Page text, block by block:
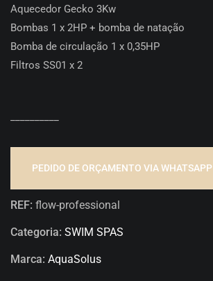
Aquecedor Gecko 3Kw
Bombas 1 x 2HP + bomba de natação
Bomba de circulação 1 x 0,35HP
Filtros SS01 x 2
PEDIDO DE ORÇAMENTO VIA WHATSAPP
REF: flow-professional
Categoria: SWIM SPAS
Marca: AquaSolus